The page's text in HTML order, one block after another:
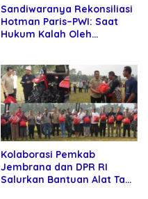
Sandiwaranya Rekonsiliasi
Hotman Paris–PWI: Saat
Hukum Kalah Oleh
Kolaborasi Pemkab
Jembrana dan DPR RI
Salurkan Bantuan Alat Tani